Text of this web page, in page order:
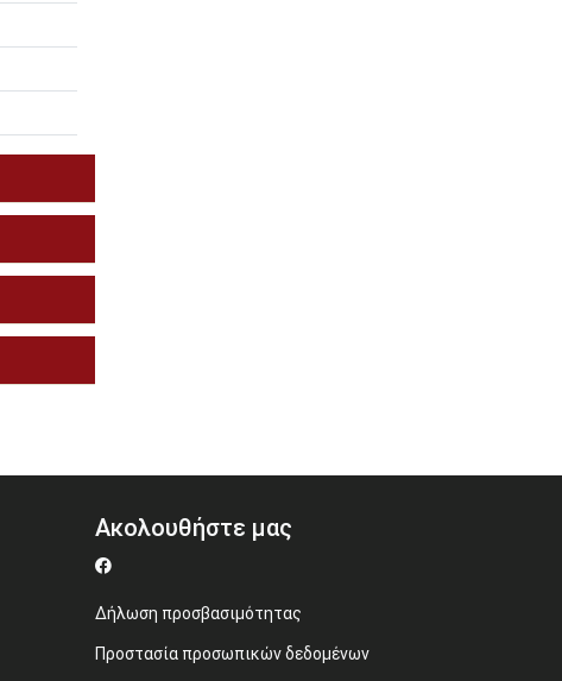
Ακολουθήστε μας
Δήλωση προσβασιμότητας
Προστασία προσωπικών δεδομένων